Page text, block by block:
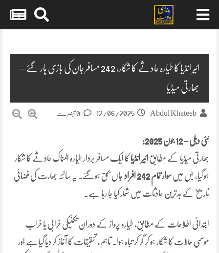
ائیر انڈیا کا طیارہ حادثے کا شکار، 242 مسافر جان کی بازی ہار گئے –
بھارتی میڈیا
Abdul Khateeb
12/06/2025
نئی دہلی – 12 جون 2025:
بھارتی میڈیا کے مطابقائیر انڈیا کا ایک مسافر بردار طیارہ المناک حادثے کا شکار
ہو گیا، جس میں سوار تمام 242 افراد جاں بحق ہو گئے۔ یہ سانحہ بھارت کی فضائی
تاریخ کے بدترین حادثات میں شمار کیا جا رہا ہے۔
ابتدائی اطلاعات کے مطابق، طیارہ پرواز کے دوران تکنیکی خرابی یا خراب
موسمی حالات کا شکار ہو کر گر کر تباہ ہوا۔ تاہم، تحقیقات کا آغاز کر دیا گیا ہے اور